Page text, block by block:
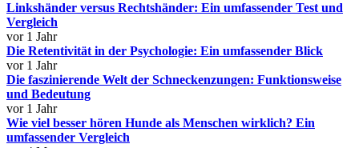
Linkshänder versus Rechtshänder: Ein umfassender Test und
Vergleich
vor 1 Jahr
Die Retentivität in der Psychologie: Ein umfassender Blick
vor 1 Jahr
Die faszinierende Welt der Schneckenzungen: Funktionsweise
und Bedeutung
vor 1 Jahr
Wie viel besser hören Hunde als Menschen wirklich? Ein
umfassender Vergleich